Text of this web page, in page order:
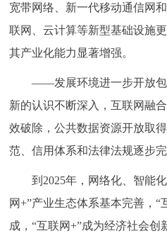
宽带网络、新一代移动通信网
联网、云计算等新型基础设施
其产业化能力显著增强。
——发展环境进一步开放包
新的认识不断深入，互联网融
效破除，公共数据资源开放取
范、信用体系和法律法规逐步完
到2025年，网络化、智能化
网+”产业生态体系基本完善，“
成，“互联网+”成为经济社会创